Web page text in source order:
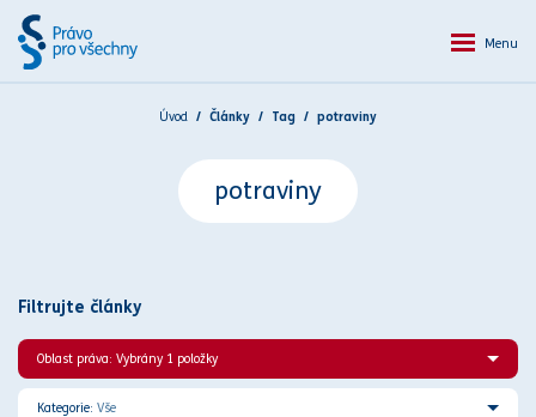
Menu
Úvod Články Tag potraviny
potraviny
Filtrujte články
Oblast práva: Vybrány 1 položky
Kategorie: Vše